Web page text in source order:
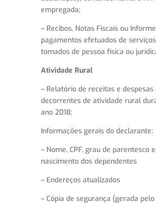
empregada;
– Recibos, Notas Fiscais ou
pagamentos efetuados de serviços
tomados de pessoa física ou
Atividade Rural
– Relatório de receitas e despesas
decorrentes de atividade rural
ano 2018;
Informações gerais do declarante:
– Nome, CPF, grau de parentesco
nascimento dos dependentes
– Endereços atualizados
– Cópia de segurança (gerada pelo